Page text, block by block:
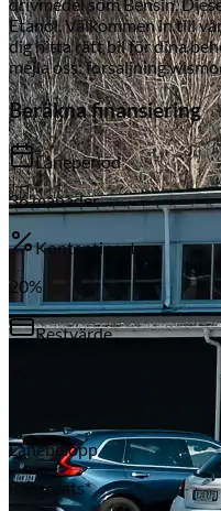
Subaru
Etanol. Välkommen in till
dig hitta rätt bil för dina
mejla oss:
Beräkna finansiering
Låneperiod
36månader
Kontantinsats
20%
Restvärde
Lånebelopp
Räntesats*